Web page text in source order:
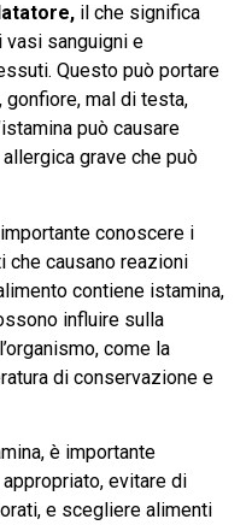
il che significa
vasi sanguigni e
Questo può portare
mal di testa,
può causare
grave che può
conoscere i
causano reazioni
contiene istamina,
influire sulla
come la
di conservazione e
è importante
evitare di
e scegliere alimenti